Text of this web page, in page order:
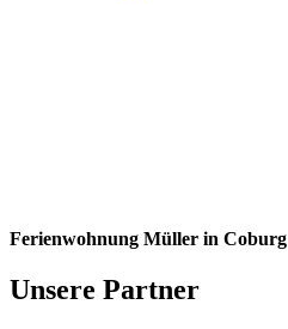
Ferienwohnung Müller in Coburg
Unsere Partner